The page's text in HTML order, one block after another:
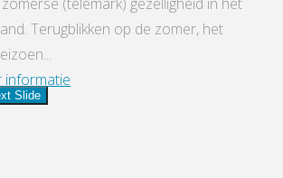
Slide
Terugblikken op de zomer, het
informatie